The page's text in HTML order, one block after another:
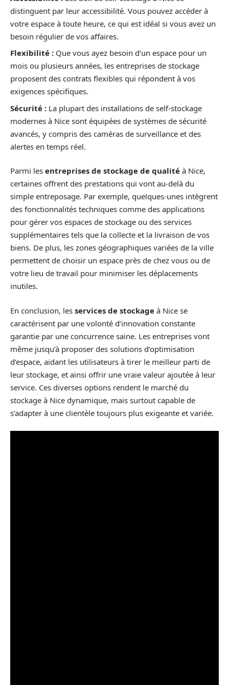
distinguent par leur accessibilité. Vous pouvez accéder à
votre espace à toute heure, ce qui est idéal si vous avez un
besoin régulier de vos affaires.
Flexibilité : Que vous ayez besoin d’un espace pour un
mois ou plusieurs années, les entreprises de stockage
proposent des contrats flexibles qui répondent à vos
exigences spécifiques.
Sécurité : La plupart des installations de self-stockage
modernes à Nice sont équipées de systèmes de sécurité
avancés, y compris des caméras de surveillance et des
alertes en temps réel.
Parmi les entreprises de stockage de qualité à Nice,
certaines offrent des prestations qui vont au-delà du
simple entreposage. Par exemple, quelques-unes intègrent
des fonctionnalités techniques comme des applications
pour gérer vos espaces de stockage ou des services
supplémentaires tels que la collecte et la livraison de vos
biens. De plus, les zones géographiques variées de la ville
permettent de choisir un espace près de chez vous ou de
votre lieu de travail pour minimiser les déplacements
inutiles.
En conclusion, les services de stockage à Nice se
caractérisent par une volonté d’innovation constante
garantie par une concurrence saine. Les entreprises vont
même jusqu’à proposer des solutions d’optimisation
d’espace, aidant les utilisateurs à tirer le meilleur parti de
leur stockage, et ainsi offrir une vraie valeur ajoutée à leur
service. Ces diverses options rendent le marché du
stockage à Nice dynamique, mais surtout capable de
s’adapter à une clientèle toujours plus exigeante et variée.